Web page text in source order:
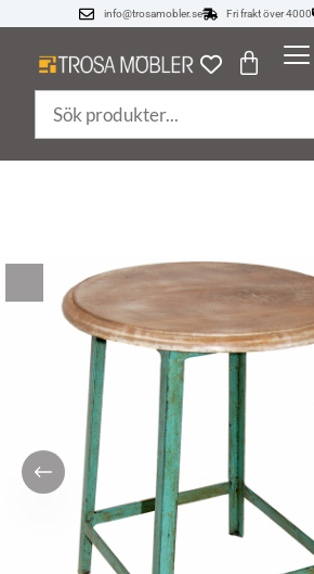
info@trosamobler.se Fri frakt över 4000